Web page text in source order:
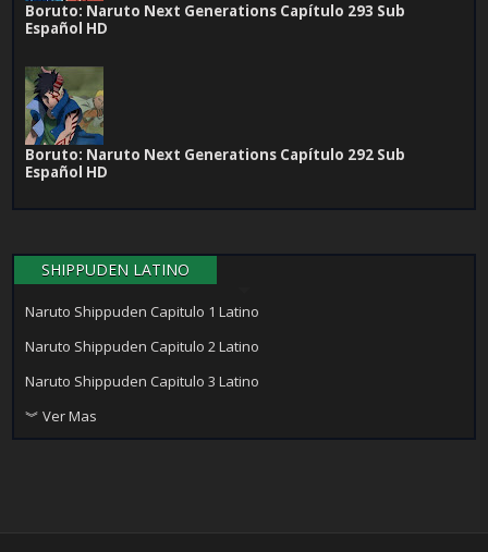
Boruto: Naruto Next Generations Capítulo 293 Sub
Español HD
Boruto: Naruto Next Generations Capítulo 292 Sub
Español HD
SHIPPUDEN LATINO
Naruto Shippuden Capitulo 1 Latino
Naruto Shippuden Capitulo 2 Latino
Naruto Shippuden Capitulo 3 Latino
︾ Ver Mas